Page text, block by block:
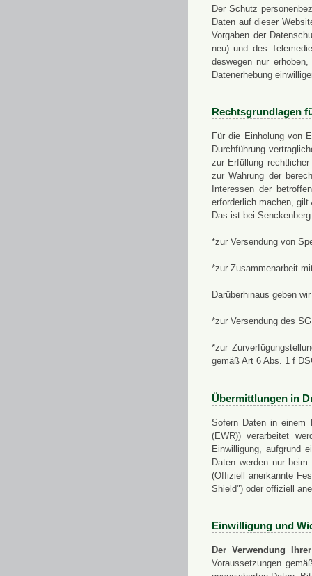
Der Schutz
Daten auf dieser
Vorgaben der
neu) und des
deswegen nur
Datenerhebung
Rechtsgrundlagen
Für die Einholung von
Durchführung
zur Erfüllung
zur Wahrung der
Interessen der
erforderlich machen,
Das ist bei
*zur Versendung von
*zur Zusammenarbeit
Darüberhinaus geben
*zur Versendung des
*zur
gemäß Art 6 Abs. 1 f
Übermittlungen in
Sofern Daten in einem
(EWR)) verarbeitet
Einwilligung, aufgrund
Daten werden nur
(Offiziell anerkannte
Shield") oder offiziell
Einwilligung und
Der Verwendung
Voraussetzungen